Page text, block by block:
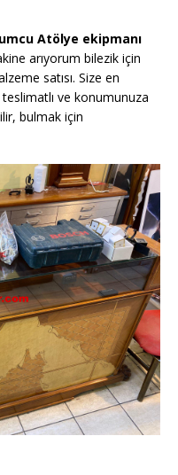
Atölye ekipmanı
arıyorum bilezik için
satısı. Size en
ve konumunuza
bulmak için